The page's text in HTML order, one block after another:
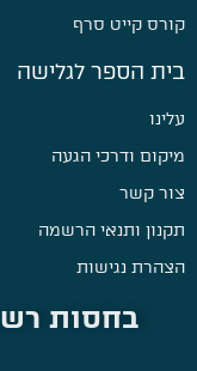
קורס קייט סרף
בית הספר לגלישה
עלינו
מיקום ודרכי הגעה
צור קשר
תקנון ותנאי הרשמה
הצהרת נגישות
בחסות